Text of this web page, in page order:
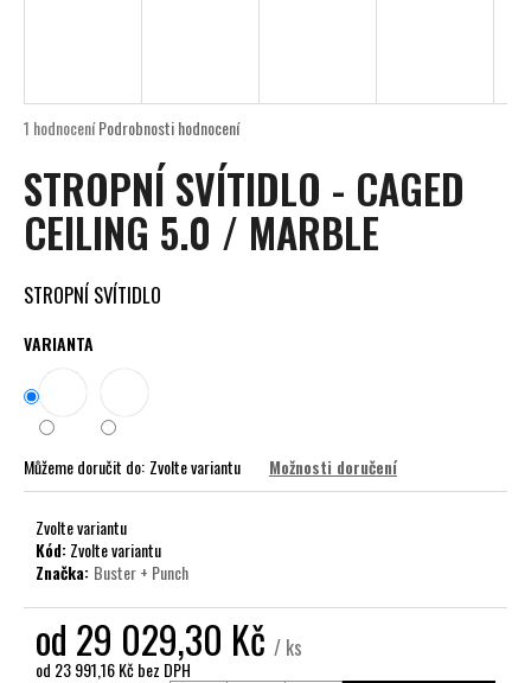
Průměrné
produktu
je
5,0
z
hvězdiček.
1 hodnoceníPodrobnosti hodnocení
STROPNÍ SVÍTIDLO - CAGED
CEILING 5.0 / MARBLE
STROPNÍ SVÍTIDLO
VARIANTA
Můžeme doručit do: Zvolte variantu Možnosti doručení
Zvolte variantu
Kód:Zvolte variantu
Značka: Buster + Punch
od 29 029,30 Kč / ks
od 23 991,16 Kčbez DPH
R
M
A
í
t
D
o
o
r
e
m